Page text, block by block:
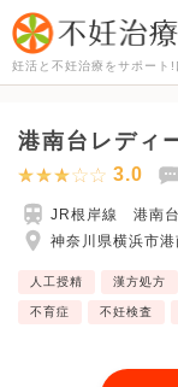
妊活と不妊治療をサポート!
港南台レディ
3.0
JR根岸線 港南
神奈川県横浜市
人工授精 漢方処方
不育症 不妊検査